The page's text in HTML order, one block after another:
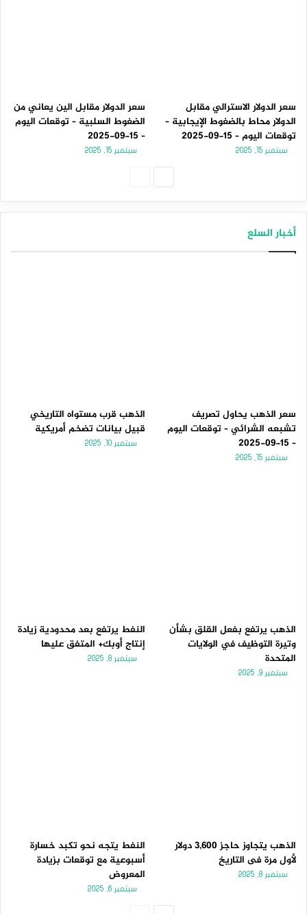
سعر الدولار الاسترالي مقابل
الدولار محاط بالضغوط الإيجابية –
توقعات اليوم – 15-09-2025
سبتمبر 15, 2025
سعر الدولار مقابل الين يعاني من
الضغوط السلبية – توقعات اليوم
– 15-09-2025
سبتمبر 15, 2025
أخبار السلع
سعر الذهب يحاول تصريف
تشبعه الشرائي – توقعات اليوم
– 15-09-2025
سبتمبر 15, 2025
الذهب قرب مستواه التاريخي
قبيل بيانات تضخم أمريكية
سبتمبر 10, 2025
الذهب يرتفع بفعل القلق بشأن
وتيرة التوظيف في الولايات
المتحدة
سبتمبر 9, 2025
النفط يرتفع بعد محدودية زيادة
إنتاج أوبك+ المتفق عليها
سبتمبر 8, 2025
الذهب يتجاوز حاجز 3,600 دولار
لأول مرة فى التاريخ
سبتمبر 8, 2025
النفط يتجه نحو تكبد خسارة
أسبوعية مع توقعات بزيادة
المعروض
سبتمبر 6, 2025